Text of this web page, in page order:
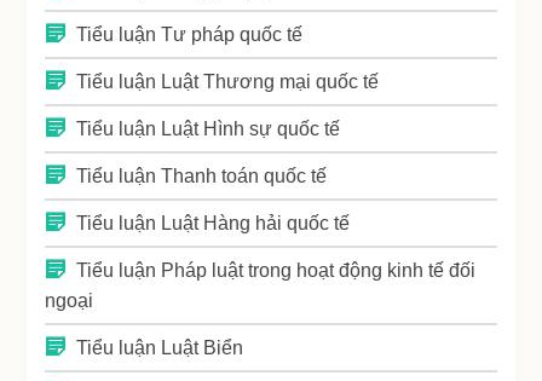
Tiểu luận Tư pháp quốc tế
Tiểu luận Luật Thương mại quốc tế
Tiểu luận Luật Hình sự quốc tế
Tiểu luận Thanh toán quốc tế
Tiểu luận Luật Hàng hải quốc tế
Tiểu luận Pháp luật trong hoạt động kinh tế đối
ngoại
Tiểu luận Luật Biển